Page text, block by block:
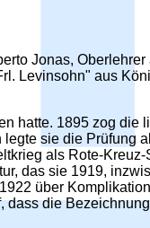
Jonas,
Levinsohn" aus
hatte. 1895 zog
sie die Prüfung
als Rote-
das sie 1919,
über
die